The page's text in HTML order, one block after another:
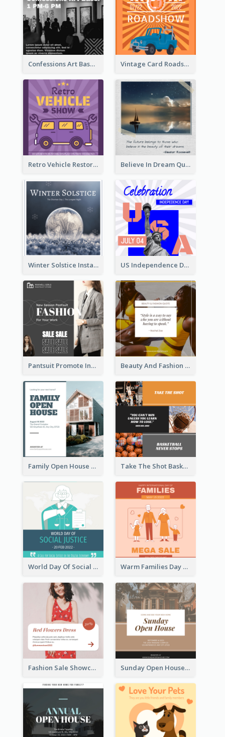
Confessions Art Basel Instagram Post Vintage Card Roadshow Instagram Post
Retro Vehicle Restoration Instagram Post Believe In Dream Quote Instagram Post
Winter Solstice Instagram Post US Independence Day Instagram Post
Pantsuit Promote Instagram Post Beauty And Fashion Inspirational Quote Instagram Post
Family Open House Registration Instagram Post Take The Shot Basketball Instagram Post
World Day Of Social Justice Instagram Post Warm Families Day Sales Instagram Post
Fashion Sale Showcase Instagram Post Sunday Open House Instagram Post